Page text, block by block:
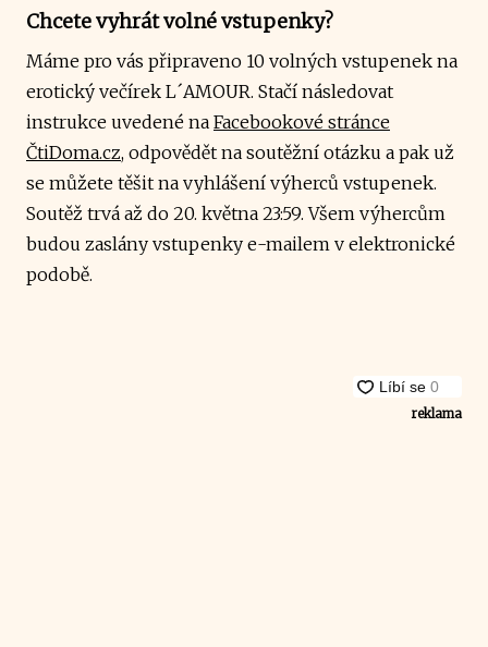
Chcete vyhrát volné vstupenky?
Máme pro vás připraveno 10 volných vstupenek na
erotický večírek L´AMOUR. Stačí následovat
instrukce uvedené na Facebookové stránce
ČtiDoma.cz, odpovědět na soutěžní otázku a pak už
se můžete těšit na vyhlášení výherců vstupenek.
Soutěž trvá až do 20. května 23:59. Všem výhercům
budou zaslány vstupenky e-mailem v elektronické
podobě.
reklama